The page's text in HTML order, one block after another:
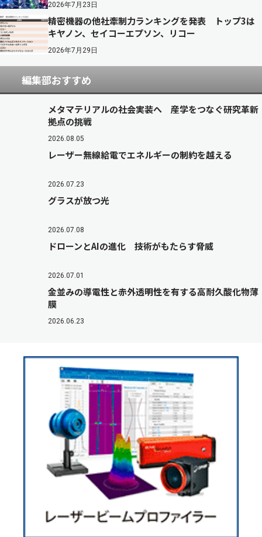
2026年7月23日
精密機器の他社牽制力ランキングを発表 トップ3は
キヤノン、セイコーエプソン、リコー
2026年7月29日
編集部おすすめ
メタマテリアルの社会実装へ 産学をつなぐ研究革新
拠点の挑戦
2026.08.05
レーザー無線給電でエネルギーの制約を越える
2026.07.23
グラスが放つ光
2026.07.08
ドローンとAIの進化 技術がもたらす脅威
2026.07.01
金並みの導電性と赤外透明性を有する高耐久酸化物薄
膜
2026.06.23